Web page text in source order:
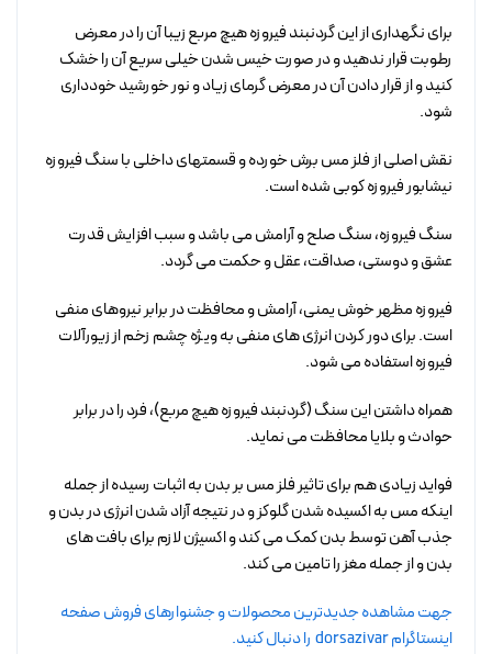
برای نگهداری از این گردنبند فیروزه هیچ مربع زیبا آن را در معرض
رطوبت قرار ندهید و در صورت خیس شدن خیلی سریع آن را خشک
کنید و از قرار دادن آن در معرض گرمای زیاد و نور خورشید خودداری
شود.
نقش اصلی از فلز مس برش خورده و قسمتهای داخلی با سنگ فیروزه
نیشابور فیروزه کوبی شده است.
سنگ فیروزه، سنگ صلح و آرامش می باشد و سبب افزایش قدرت
عشق و دوستی، صداقت، عقل و حکمت می گردد.
فیروزه مظهر خوش یمنی، آرامش و محافظت در برابر نیروهای منفی
است. برای دور کردن انرژی های منفی به ویژه چشم زخم از زیورآلات
فیروزه استفاده می شود.
همراه داشتن این سنگ (گردنبند فیروزه هیچ مربع)، فرد را در برابر
حوادث و بلایا محافظت می نماید.
فواید زیادی هم برای تاثیر فلز مس بر بدن به اثبات رسیده از جمله
اینکه مس به اکسیده شدن گلوکز و در نتیجه آزاد شدن انرژی در بدن و
جذب آهن توسط بدن کمک می کند و اکسیژن لازم برای بافت های
بدن و از جمله مغز را تامین می کند.
جهت مشاهده جدیدترین محصولات و جشنوارهای فروش صفحه
اینستاگرام dorsazivar را دنبال کنید.